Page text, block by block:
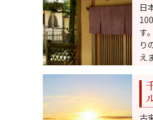
日
す
り
え
古